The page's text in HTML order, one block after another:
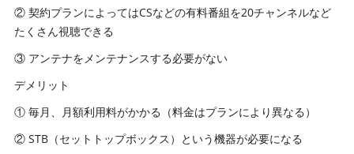
② 契約プランによってはCSなどの有料番組を20チャンネルなど
たくさん視聴できる
③ アンテナをメンテナンスする必要がない
デメリット
① 毎月、月額利用料がかかる（料金はプランにより異なる）
② STB（セットトップボックス）という機器が必要になる